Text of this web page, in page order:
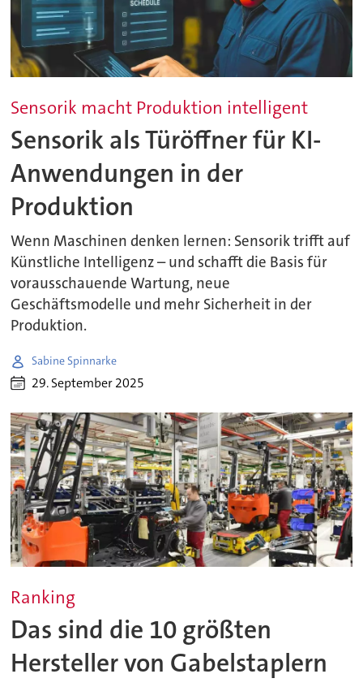
Sensorik macht Produktion intelligent
Sensorik als Türöffner für KI-
Anwendungen in der
Produktion
Wenn Maschinen denken lernen: Sensorik trifft auf
Künstliche Intelligenz – und schafft die Basis für
vorausschauende Wartung, neue
Geschäftsmodelle und mehr Sicherheit in der
Produktion.
Sabine Spinnarke
29. September 2025
Ranking
Das sind die 10 größten
Hersteller von Gabelstaplern